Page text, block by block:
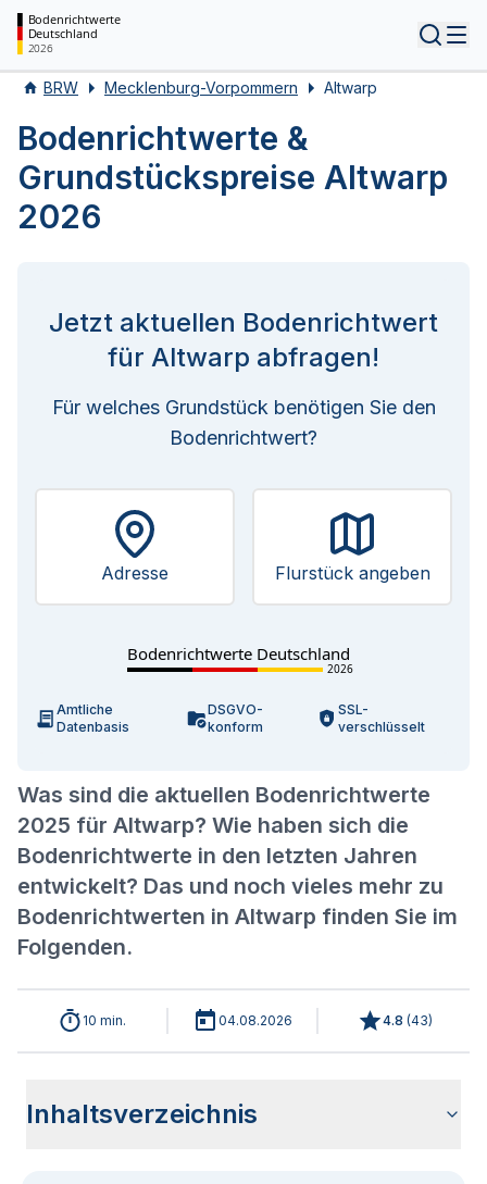
Bodenrichtwerte
Deutschland
2026
BRW Mecklenburg-Vorpommern Altwarp
Bodenrichtwerte &
Grundstückspreise Altwarp
2026
Was sind die aktuellen Bodenrichtwerte
2025 für Altwarp? Wie haben sich die
Bodenrichtwerte in den letzten Jahren
entwickelt? Das und noch vieles mehr zu
Bodenrichtwerten in Altwarp finden Sie im
Folgenden.
Jetzt aktuellen Bodenrichtwert
für Altwarp abfragen!
Für welches Grundstück benötigen Sie den
Bodenrichtwert?
Adresse Flurstück angeben
Bodenrichtwerte Deutschland
2026
Amtliche
Datenbasis
DSGVO-
konform
SSL-
verschlüsselt
10 min. 04.08.2026 4.8 (43)
Inhaltsverzeichnis